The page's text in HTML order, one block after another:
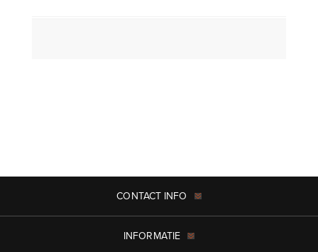
CONTACT INFO
INFORMATIE